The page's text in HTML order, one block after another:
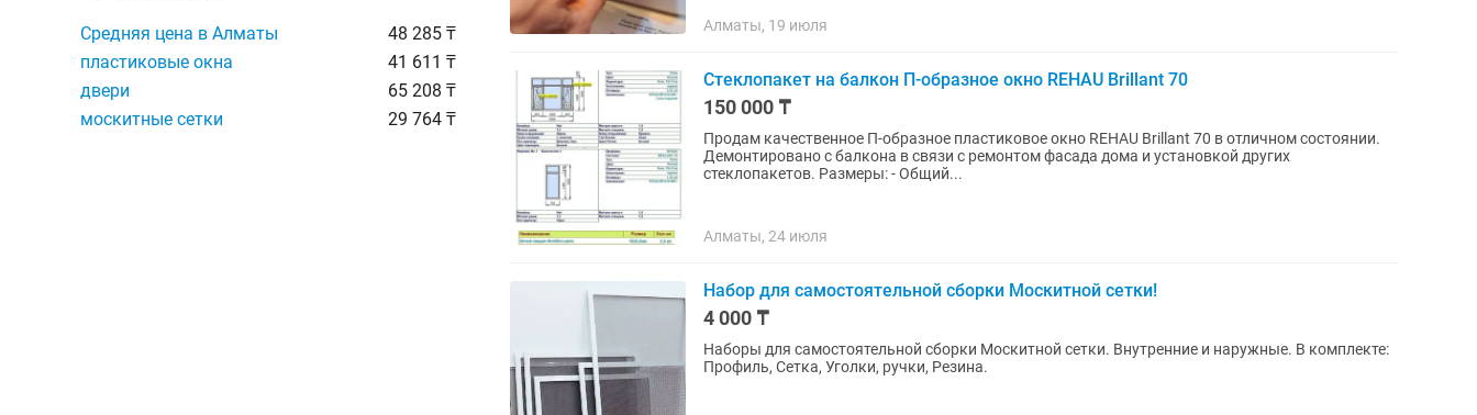
Средняя цена в Алматы
48 285 ₸
пластиковые окна
41 611 ₸
двери
65 208 ₸
москитные сетки
29 764 ₸
Алматы, 19 июля
Стеклопакет на балкон П-образное окно REHAU Brillant 70
150 000 ₸
Продам качественное П-образное пластиковое окно REHAU Brillant 70 в отличном состоянии.
Демонтировано с балкона в связи с ремонтом фасада дома и установкой других
стеклопакетов. Размеры: - Общий...
Алматы, 24 июля
Набор для самостоятельной сборки Москитной сетки!
4 000 ₸
Наборы для самостоятельной сборки Москитной сетки. Внутренние и наружные. В комплекте:
Профиль, Сетка, Уголки, ручки, Резина.